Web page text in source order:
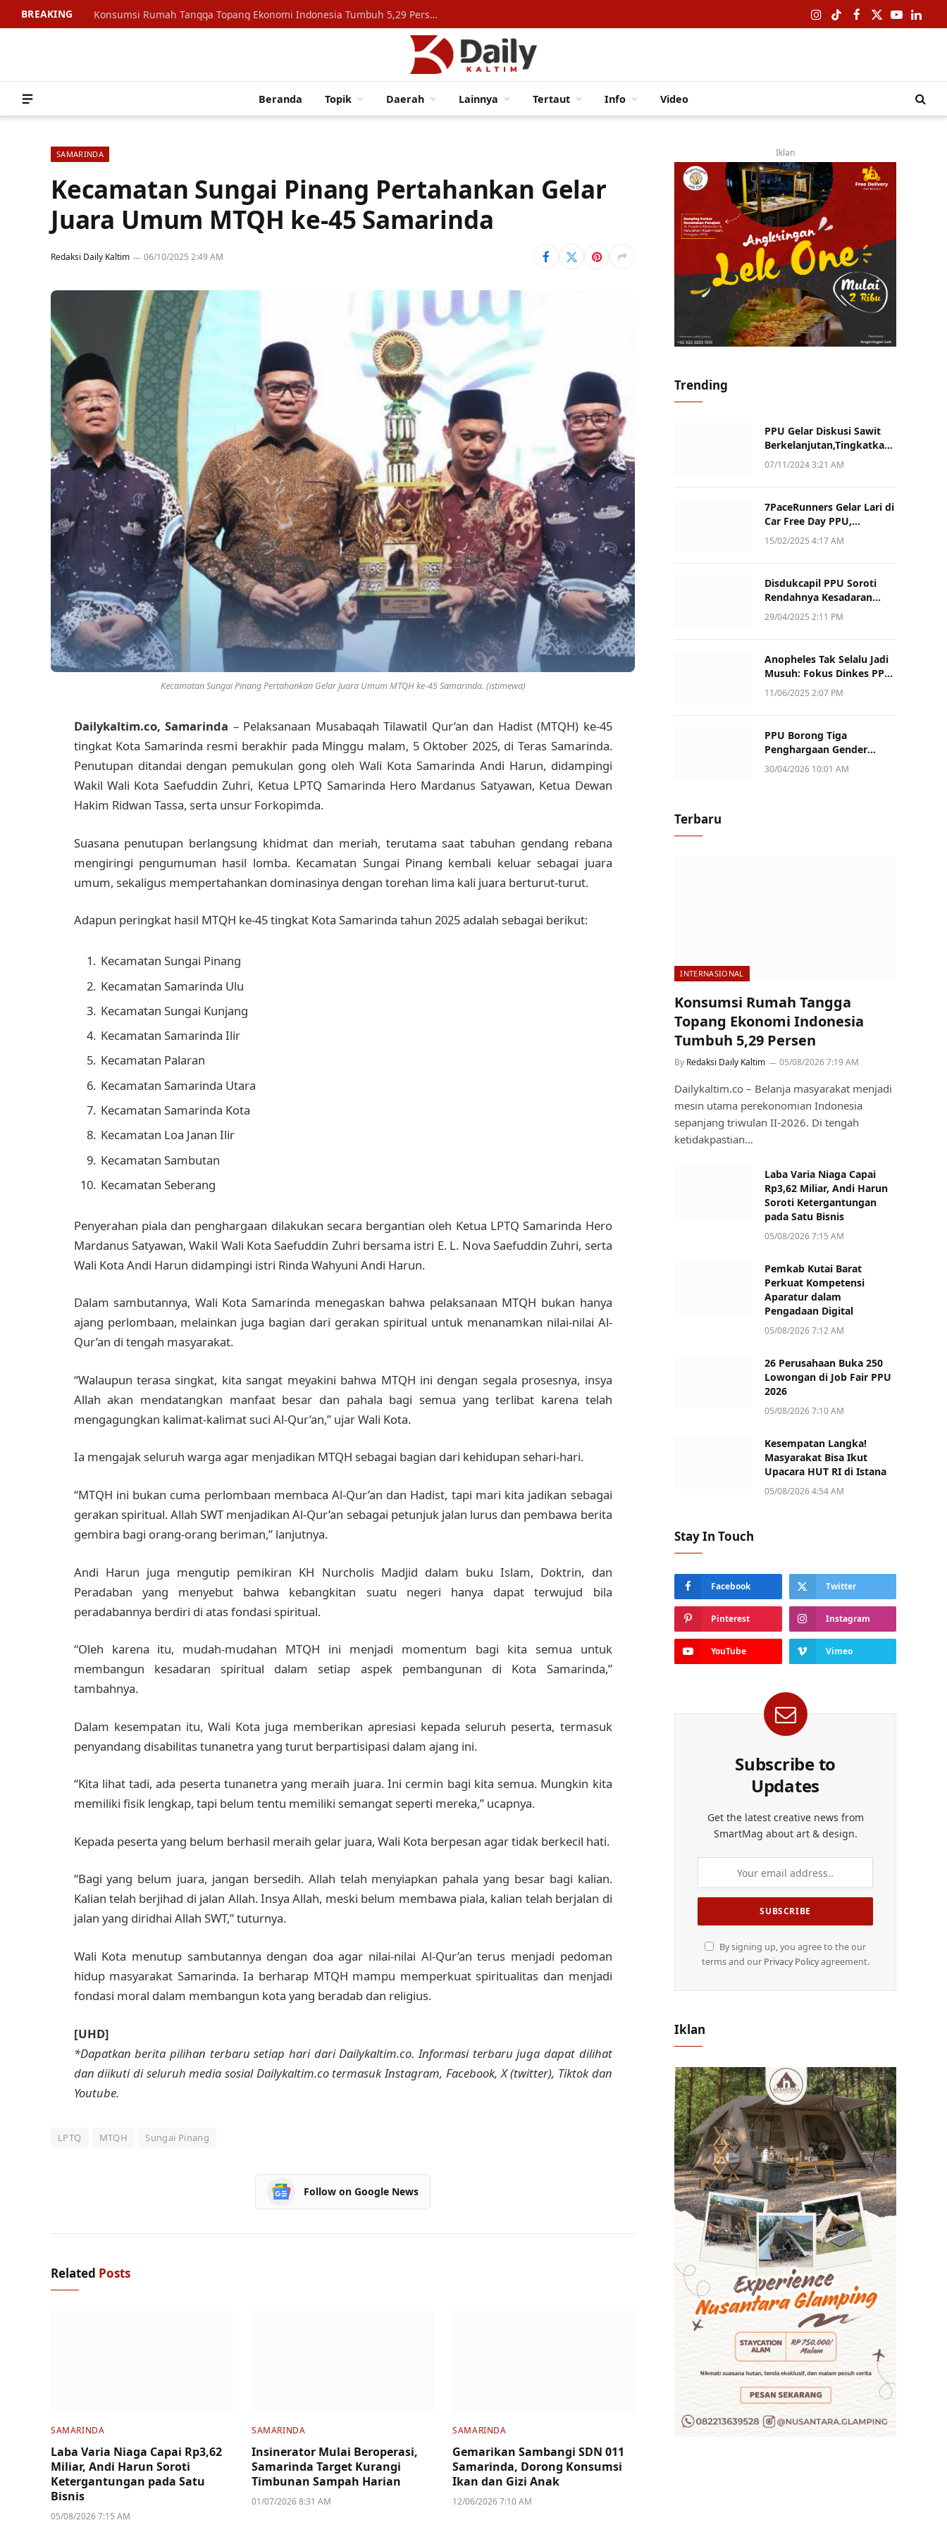
BREAKING Konsumsi Rumah Tangga Topang Ekonomi Indonesia Tumbuh 5,29 Persen Instagram
TikTokFacebook
X
YouTube
Beranda Topik Daerah Lainnya Tertaut Info Video
SAMARINDA
Kecamatan Sungai Pinang Pertahankan Gelar
Juara Umum MTQH ke-45 Samarinda
Redaksi Daily Kaltim 06/10/2025 2:49 AM
Kecamatan Sungai Pinang Pertahankan Gelar Juara Umum MTQH ke-45 Samarinda. (istimewa)
Dailykaltim.co, Samarinda – Pelaksanaan Musabaqah Tilawatil Qur’an dan Hadist (MTQH) ke-45
tingkat Kota Samarinda resmi berakhir pada Minggu malam, 5 Oktober 2025, di Teras Samarinda.
Penutupan ditandai dengan pemukulan gong oleh Wali Kota Samarinda Andi Harun, didampingi
Wakil Wali Kota Saefuddin Zuhri, Ketua LPTQ Samarinda Hero Mardanus Satyawan, Ketua Dewan
Hakim Ridwan Tassa, serta unsur Forkopimda.
Suasana penutupan berlangsung khidmat dan meriah, terutama saat tabuhan gendang rebana
mengiringi pengumuman hasil lomba. Kecamatan Sungai Pinang kembali keluar sebagai juara
umum, sekaligus mempertahankan dominasinya dengan torehan lima kali juara berturut-turut.
Adapun peringkat hasil MTQH ke-45 tingkat Kota Samarinda tahun 2025 adalah sebagai berikut:
Kecamatan Sungai Pinang
Kecamatan Samarinda Ulu
Kecamatan Sungai Kunjang
Kecamatan Samarinda Ilir
Kecamatan Palaran
Kecamatan Samarinda Utara
Kecamatan Samarinda Kota
Kecamatan Loa Janan Ilir
Kecamatan Sambutan
Kecamatan Seberang
Penyerahan piala dan penghargaan dilakukan secara bergantian oleh Ketua LPTQ Samarinda Hero
Mardanus Satyawan, Wakil Wali Kota Saefuddin Zuhri bersama istri E. L. Nova Saefuddin Zuhri, serta
Wali Kota Andi Harun didampingi istri Rinda Wahyuni Andi Harun.
Dalam sambutannya, Wali Kota Samarinda menegaskan bahwa pelaksanaan MTQH bukan hanya
ajang perlombaan, melainkan juga bagian dari gerakan spiritual untuk menanamkan nilai-nilai Al-
Qur’an di tengah masyarakat.
“Walaupun terasa singkat, kita sangat meyakini bahwa MTQH ini dengan segala prosesnya, insya
Allah akan mendatangkan manfaat besar dan pahala bagi semua yang terlibat karena telah
mengagungkan kalimat-kalimat suci Al-Qur’an,” ujar Wali Kota.
Ia mengajak seluruh warga agar menjadikan MTQH sebagai bagian dari kehidupan sehari-hari.
“MTQH ini bukan cuma perlombaan membaca Al-Qur’an dan Hadist, tapi mari kita jadikan sebagai
gerakan spiritual. Allah SWT menjadikan Al-Qur’an sebagai petunjuk jalan lurus dan pembawa berita
gembira bagi orang-orang beriman,” lanjutnya.
Andi Harun juga mengutip pemikiran KH Nurcholis Madjid dalam buku Islam, Doktrin, dan
Peradaban yang menyebut bahwa kebangkitan suatu negeri hanya dapat terwujud bila
peradabannya berdiri di atas fondasi spiritual.
“Oleh karena itu, mudah-mudahan MTQH ini menjadi momentum bagi kita semua untuk
membangun kesadaran spiritual dalam setiap aspek pembangunan di Kota Samarinda,”
tambahnya.
Dalam kesempatan itu, Wali Kota juga memberikan apresiasi kepada seluruh peserta, termasuk
penyandang disabilitas tunanetra yang turut berpartisipasi dalam ajang ini.
“Kita lihat tadi, ada peserta tunanetra yang meraih juara. Ini cermin bagi kita semua. Mungkin kita
memiliki fisik lengkap, tapi belum tentu memiliki semangat seperti mereka,” ucapnya.
Kepada peserta yang belum berhasil meraih gelar juara, Wali Kota berpesan agar tidak berkecil hati.
“Bagi yang belum juara, jangan bersedih. Allah telah menyiapkan pahala yang besar bagi kalian.
Kalian telah berjihad di jalan Allah. Insya Allah, meski belum membawa piala, kalian telah berjalan di
jalan yang diridhai Allah SWT,” tuturnya.
Wali Kota menutup sambutannya dengan doa agar nilai-nilai Al-Qur’an terus menjadi pedoman
hidup masyarakat Samarinda. Ia berharap MTQH mampu memperkuat spiritualitas dan menjadi
fondasi moral dalam membangun kota yang beradab dan religius.
[UHD]
*Dapatkan berita pilihan terbaru setiap hari dari Dailykaltim.co. Informasi terbaru juga dapat dilihat
dan diikuti di seluruh media sosial Dailykaltim.co termasuk Instagram, Facebook, X (twitter), Tiktok dan
Youtube.
LPTQ MTQH Sungai Pinang
Follow on Google News
Related Posts
SAMARINDA
Laba Varia Niaga Capai Rp3,62
Miliar, Andi Harun Soroti
Ketergantungan pada Satu
Bisnis
05/08/2026 7:15 AM
SAMARINDA
Insinerator Mulai Beroperasi,
Samarinda Target Kurangi
Timbunan Sampah Harian
01/07/2026 8:31 AM
SAMARINDA
Gemarikan Sambangi SDN 011
Samarinda, Dorong Konsumsi
Ikan dan Gizi Anak
12/06/2026 7:10 AM
Iklan
Trending
PPU Gelar Diskusi Sawit
Berkelanjutan,Tingkatkan
Daya Saing dan Kualitas
07/11/2024 3:21 AM
7PaceRunners Gelar Lari di
Car Free Day PPU,
Kampanye Gaya Hidup
15/02/2025 4:17 AM
Disdukcapil PPU Soroti
Rendahnya Kesadaran
Warga Soal Pelaporan
29/04/2025 2:11 PM
Anopheles Tak Selalu Jadi
Musuh: Fokus Dinkes PPU
Kini ke Penularan Aktif di
11/06/2025 2:07 PM
PPU Borong Tiga
Penghargaan Gender
Champion Kaltim 2026,
30/04/2026 10:01 AM
Terbaru
INTERNASIONAL
Konsumsi Rumah Tangga
Topang Ekonomi Indonesia
Tumbuh 5,29 Persen
By Redaksi Daily Kaltim 05/08/2026 7:19 AM
Dailykaltim.co – Belanja masyarakat menjadi
mesin utama perekonomian Indonesia
sepanjang triwulan II-2026. Di tengah
ketidakpastian…
Laba Varia Niaga Capai
Rp3,62 Miliar, Andi Harun
Soroti Ketergantungan
pada Satu Bisnis
05/08/2026 7:15 AM
Pemkab Kutai Barat
Perkuat Kompetensi
Aparatur dalam
Pengadaan Digital
05/08/2026 7:12 AM
26 Perusahaan Buka 250
Lowongan di Job Fair PPU
2026
05/08/2026 7:10 AM
Kesempatan Langka!
Masyarakat Bisa Ikut
Upacara HUT RI di Istana
05/08/2026 4:54 AM
Stay In Touch
Facebook Twitter
Pinterest Instagram
YouTube Vimeo
Subscribe to
Updates
Get the latest creative news from
SmartMag about art & design.
By signing up, you agree to the our
terms and our Privacy Policyagreement.
Iklan